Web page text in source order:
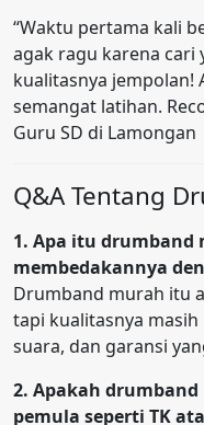
“Waktu pertama kali
agak ragu karena cari
kualitasnya jempolan!
semangat latihan.
Guru SD di Lamongan
Q&A Tentang
1. Apa itu drumband
membedakannya
Drumband murah itu
tapi kualitasnya
suara, dan garansi
2. Apakah
pemula seperti TK